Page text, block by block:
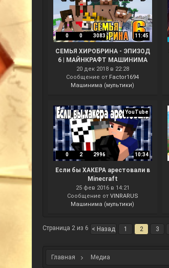
0 0 3083 11:45
СЕМЬЯ ХИРОБРИНА - ЭПИЗОД
6 | МАЙНКРАФТ МАШИНИМА
20 дек 2018 в 22:28
Сообщение от Factor1694
Машинима (мультики)
YouTube
0 2 2996 10:34
Если бы ХАКЕРА арестовали в
Minecraft
25 фев 2016 в 14:21
Сообщение от VINRARUS
Машинима (мультики)
Страница 2 из 6 < Назад 1 2 3
Главная Медиа